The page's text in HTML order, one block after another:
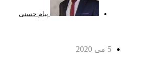
پیام حسنی
5 می 2020